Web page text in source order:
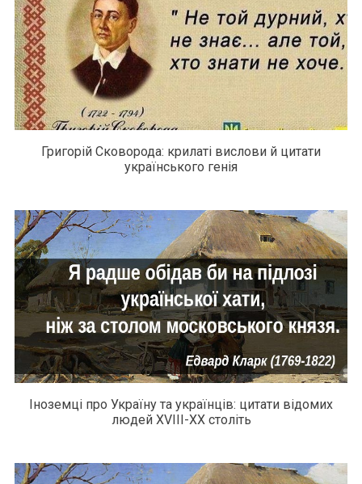
Григорій Сковорода: крилаті вислови й цитати
українського генія
Іноземці про Україну та українців: цитати відомих
людей XVIII-XX століть